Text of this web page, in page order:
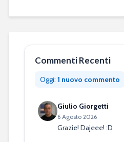
Commenti Recenti
Oggi: 1 nuovo commento
Giulio Giorgetti
6 Agosto 2026
Grazie! Dajeee! :D